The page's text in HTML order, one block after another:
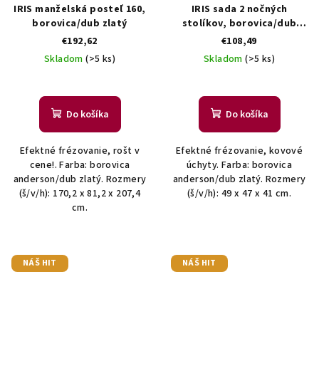
IRIS manželská posteľ 160,
borovica/dub zlatý
€192,62
Skladom(>5 ks)
Do košíka
Efektné frézovanie, rošt v
cene!. Farba: borovica
anderson/dub zlatý. Rozmery
(š/v/h): 170,2 x 81,2 x 207,4
cm.
IRIS sada 2 nočných
stolíkov, borovica/dub
zlatý
€108,49
Skladom(>5 ks)
Do košíka
Efektné frézovanie, kovové
úchyty. Farba: borovica
anderson/dub zlatý. Rozmery
(š/v/h): 49 x 47 x 41 cm.
NÁŠ HIT NÁŠ HIT